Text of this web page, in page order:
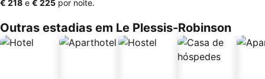
‎€ 218 e ‎€ 225 por noite.
Outras estadias em Le Plessis-Robinson